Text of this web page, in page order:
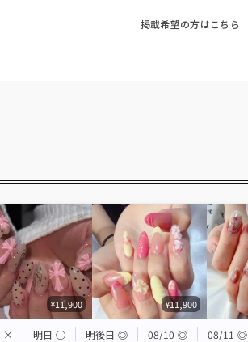
掲載希望の方はこちら
¥11,900 ¥11,900
× 明日 ◯ 明後日 ◎ 08/10 ◎ 08/11 ◎